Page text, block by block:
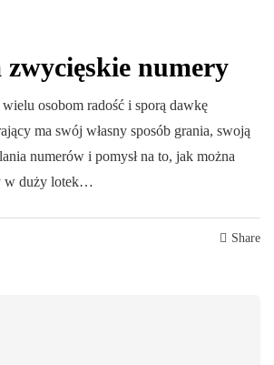
zwycięskie numery
osobom radość i sporą dawkę
ma swój własny sposób grania, swoją
numerów i pomysł na to, jak można
w duży lotek…
Share